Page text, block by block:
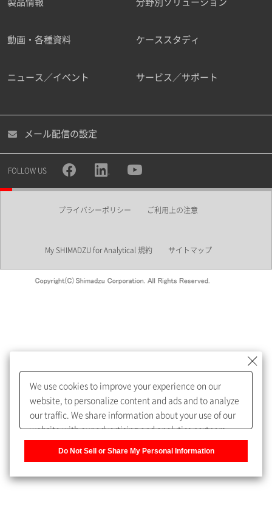
ご勤務先
職種
所属部署
めします。
My SHIMADZU for Analyticalへ登録いただくと、技術情報や
取扱説明書・Webinarなどの閲覧ができます。
うになります。
製品情報 分野別ソリューション
動画・各種資料 ケーススタディ
ニュース／イベント サービス／サポート
メール配信の設定
FOLLOW US
プライバシーポリシー ご利用上の注意
My SHIMADZU for Analytical 規約 サイトマップ
We use cookies to improve your experience on our
website, to personalize content and ads and to analyze
our traffic. We share information about your use of our
website with our advertising and analytics partners,
Do Not Sell or Share My Personal Information